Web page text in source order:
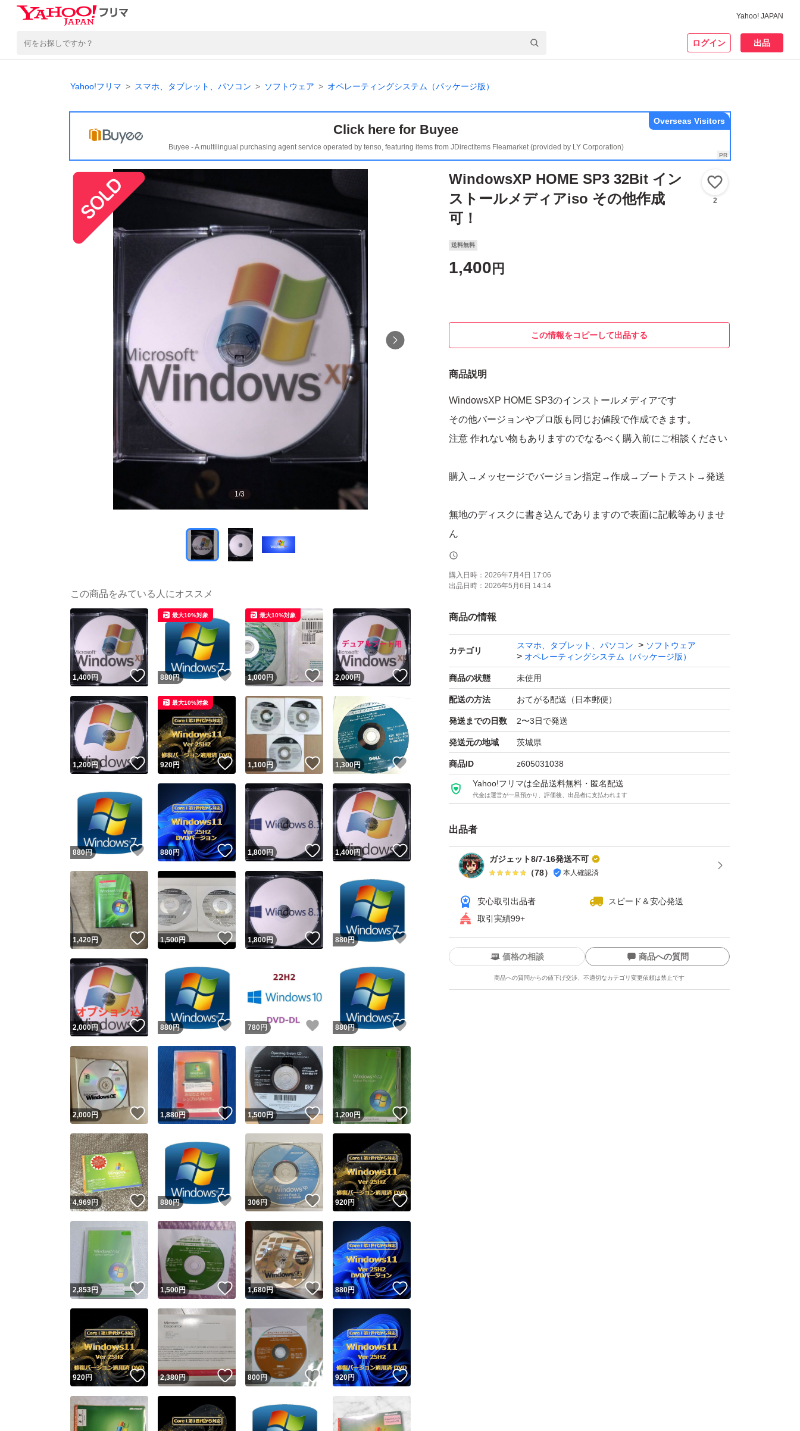
Yahoo! JAPAN
ログイン 出品
Yahoo!フリマ スマホ、タブレット、パソコン ソフトウェア オペレーティングシステム（パッケージ版）
Click here for Buyee
Buyee - A multilingual purchasing agent service operated by tenso, featuring items from JDirectItems Fleamarket (provided by LY Corporation)
Overseas Visitors
1/3
WindowsXP HOME SP3 32Bit イン
ストールメディアiso その他作成
可！
2
送料無料
1,400 円
この情報をコピーして出品する
商品説明
WindowsXP HOME SP3のインストールメディアです
その他バージョンやプロ版も同じお値段で作成できます。
注意 作れない物もありますのでなるべく購入前にご相談ください
購入→メッセージでバージョン指定→作成→ブートテスト→発送
無地のディスクに書き込んでありますので表面に記載等ありませ
ん
その他のWindowsインストールメディアも作成できますのでお問
い合わせください。
USB ROM作成可能 Windows7 Windows8.1 Windows10 Windows
11
注意事項
動作条件が満たしていないPCは基本的にそのままでは使えないと
思ってください。
USBに関しては＋1000円で変更可能ですが上記に記載してるOS
のみです。
64dit 32dit作成可能です 作れない可能性もありますので質問にて
をお調べになってご利用ください
購入日時： 2026年7月4日 17:06
出品日時： 2026年5月6日 14:14
商品の情報
カテゴリ
スマホ、タブレット、パソコン
ソフトウェア
オペレーティングシステム（パッケージ版）
商品の状態 未使用
配送の方法 おてがる配送（日本郵便）
発送までの日数 2〜3日で発送
発送元の地域 茨城県
商品ID z605031038
Yahoo!フリマは全品送料無料・匿名配送
代金は運営が一旦預かり、評価後、出品者に支払われます
出品者
ガジェット8/7-16発送不可
（78） 本人確認済
安心取引出品者
スピード＆安心発送
取引実績99+
ユーザーの実績について
Yahoo!フリマが定めた一定の基準を満たしたユーザーにバッジを付与しています
安心取引出品者
安心取引出品者 Yahoo!フリマの基準をクリアした安心・安全なユーザーです
取引実績
取引実績◯+ このユーザーはYahoo!フリマの取引を完了させた実績があります
他フリマ実績◯+ このユーザーは他フリマサービスでの取引実績があります
スピード&安心発送
※このバッジは実績に基づく表示であり、発送を保証しているものではありません
価格の相談 商品への質問
商品への質問からの値下げ交渉、不適切なカテゴリ変更依頼は禁止です
この商品の情報をコピーします
商品画像の無断転載は禁止されています
1商品につき1回 です
出品ページへ
キャンセル
この商品をみている人にオススメ
1,400円 いいね！
880円 いいね！
最大10%対象
1,000円 いいね！
最大10%対象
2,000円
1,200円 いいね！
920円 いいね！
最大10%対象
1,100円 いいね！
1,300円
880円 いいね！
880円 いいね！
1,800円 いいね！
1,400円
1,420円 いいね！
1,500円 いいね！
1,800円 いいね！
880円
2,000円 いいね！
880円 いいね！
780 円 いいね！
880円
2,000円 いいね！
1,880円 いいね！
1,500円 いいね！
1,200円 いいね！
4,969円 いいね！
880円 いいね！
306円 いいね！
920円 いいね！
2,853円 いいね！
1,500円 いいね！
1,680円 いいね！
880円 いいね！
920円 いいね！
2,380円 いいね！
800円 いいね！
920円 いいね！